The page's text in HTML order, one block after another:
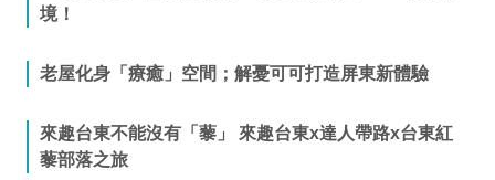
境！
老屋化身「療癒」空間；解憂可可打造屏東新體驗
來趣台東不能沒有「藜」 來趣台東x達人帶路x台東紅
藜部落之旅